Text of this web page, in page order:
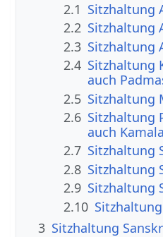
2.1 Sitzhaltung
2.2 Sitzhaltung
2.3 Sitzhaltung
2.4 Sitzhaltung
auch
2.5 Sitzhaltung
2.6 Sitzhaltung
auch
2.7 Sitzhaltung
2.8 Sitzhaltung
2.9 Sitzhaltung
2.10
3 Sitzhaltung